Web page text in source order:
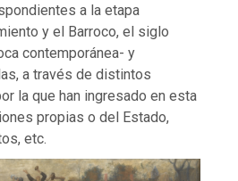
a la etapa
y el Barroco, el siglo
contemporánea- y
a través de distintos
la que han ingresado en esta
propias o del Estado,
etc.